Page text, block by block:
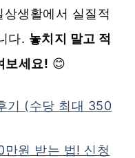
생활에서 실질적
다. 놓치지 말고 적
보세요! 😊
기 (수당 최대 350
원 받는 법! 신청